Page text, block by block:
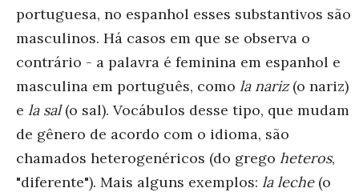
portuguesa, no espanhol esses substantivos são
masculinos. Há casos em que se observa o
contrário - a palavra é feminina em espanhol e
masculina em português, como la nariz(o nariz)
e la sal(o sal). Vocábulos desse tipo, que mudam
de gênero de acordo com o idioma, são
chamados heterogenéricos (do grego heteros,
"diferente"). Mais alguns exemplos: la leche (o